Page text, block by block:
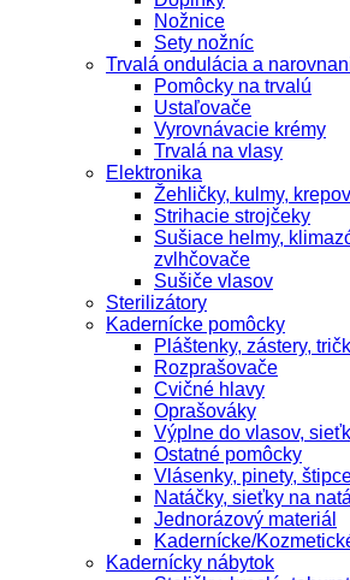
Nožnice
Sety nožníc
Trvalá ondulácia a
Pomôcky na trvalú
Ustaľovače
Vyrovnávacie krémy
Trvalá na vlasy
Elektronika
Žehličky, kulmy,
Strihacie strojčeky
Sušiace helmy,
zvlhčovače
Sušiče vlasov
Sterilizátory
Kadernícke pomôcky
Pláštenky, zástery,
Rozprašovače
Cvičné hlavy
Oprašováky
Výplne do vlasov,
Ostatné pomôcky
Vlásenky, pinety,
Natáčky, sieťky na
Jednorázový materiál
Kadernícke/
Kadernícky nábytok